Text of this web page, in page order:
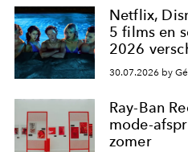
oproept aan een
moment van verwondering.
Netflix,
5 films en
2026
30.07.2026 by
Ray-Ban
mode-
zomer